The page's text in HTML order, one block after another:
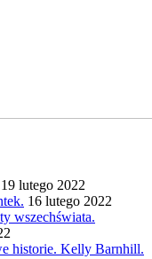
19 lutego 2022
16 lutego 2022
wszechświata.
historie. Kelly Barnhill.